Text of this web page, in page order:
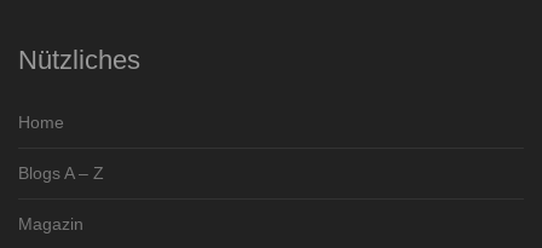
Nützliches
Home
Blogs A – Z
Magazin